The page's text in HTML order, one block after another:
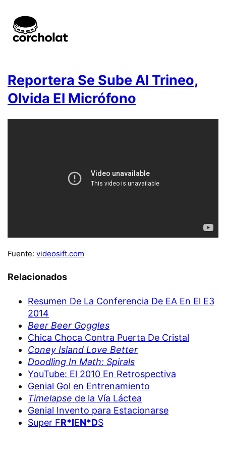
Reportera Se Sube Al Trineo,
Olvida El Micrófono
Fuente: videosift.com
Relacionados
Resumen De La Conferencia De EA En El E3
2014
Beer Beer Goggles
Chica Choca Contra Puerta De Cristal
Coney Island Love Better
Doodling In Math: Spirals
YouTube: El 2010 En Retrospectiva
Genial Gol en Entrenamiento
Timelapse de la Vía Láctea
Genial Invento para Estacionarse
Super FR*IEN*DS